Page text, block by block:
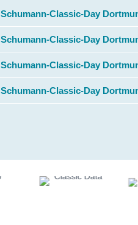
Schumann-Classic-Day
Schumann-Classic-Day
Schumann-Classic-Day
Schumann-Classic-Day